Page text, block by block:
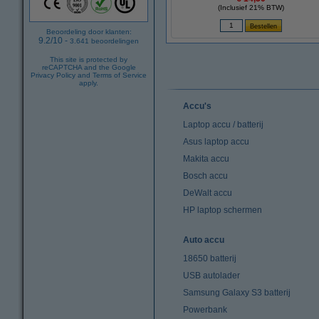
Beoordeling door klanten:
9.2/10 - 3.641 beoordelingen
This site is protected by
reCAPTCHA and the Google
Privacy Policy and Terms of Service
apply.
(Inclusief 21% BTW)
Accu's
Laptop accu / batterij
Asus laptop accu
Makita accu
Bosch accu
DeWalt accu
HP laptop schermen
Auto accu
18650 batterij
USB autolader
Samsung Galaxy S3 batterij
Powerbank